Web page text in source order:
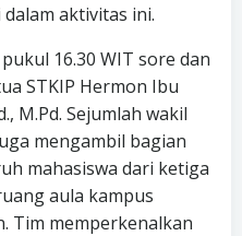
aktivitas ini.
16.30 WIT sore dan
STKIP Hermon Ibu
M.Pd. Sejumlah wakil
mengambil bagian
mahasiswa dari ketiga
aula kampus
Tim memperkenalkan